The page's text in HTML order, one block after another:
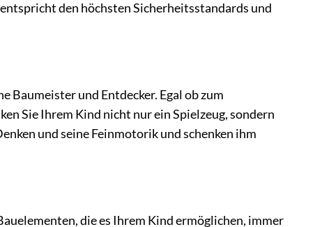
den höchsten Sicherheitsstandards und
Baumeister und Entdecker. Egal ob zum
Sie Ihrem Kind nicht nur ein Spielzeug, sondern
und seine Feinmotorik und schenken ihm
die es Ihrem Kind ermöglichen, immer